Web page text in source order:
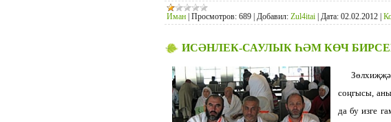
Иман Просмотров: 689 Добавил: Zul4itai Дата: 02.02.2012
ИСӘНЛЕК-САУЛЫК ҺӘМ КӨЧ
Зөлхиҗҗә
соңгысы,
да бу изге